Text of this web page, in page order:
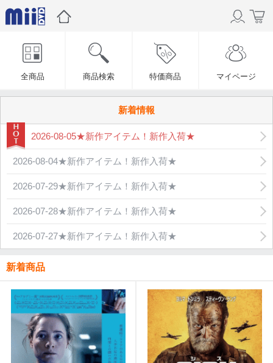
全商品 商品検索 特価商品 マイページ
新着情報
2026-08-05★新作アイテム！新作入荷★
2026-08-04★新作アイテム！新作入荷★
2026-07-29★新作アイテム！新作入荷★
2026-07-28★新作アイテム！新作入荷★
2026-07-27★新作アイテム！新作入荷★
新着商品